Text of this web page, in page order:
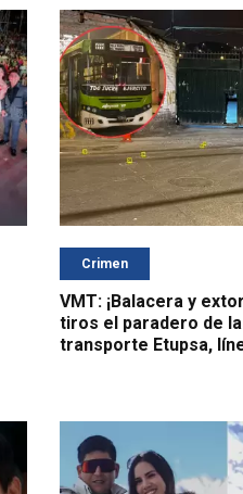
Crimen
VMT: ¡Balacera y
tiros el paradero de
transporte Etupsa,